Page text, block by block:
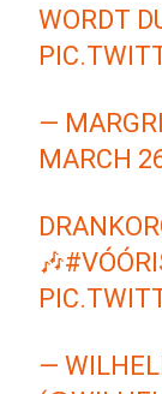
WORDT
—
MARCH
🎶
—